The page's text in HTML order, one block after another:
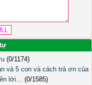
(0/1174)
và 5 con và cách trả ơn của
lời… (0/1585)